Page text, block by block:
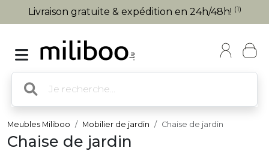
Livraison gratuite & expédition en 24h/48h! (1)
Meubles Miliboo Mobilier de jardin Chaise de jardin
Chaise de jardin